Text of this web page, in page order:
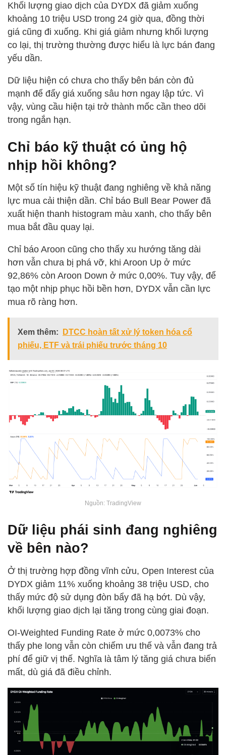
Khối lượng giao dịch của DYDX đã giảm xuống
khoảng 10 triệu USD trong 24 giờ qua, đồng thời
giá cũng đi xuống. Khi giá giảm nhưng khối lượng
co lại, thị trường thường được hiểu là lực bán đang
yếu dần.
Dữ liệu hiện có chưa cho thấy bên bán còn đủ
mạnh để đẩy giá xuống sâu hơn ngay lập tức. Vì
vậy, vùng cầu hiện tại trở thành mốc cần theo dõi
trong ngắn hạn.
Chỉ báo kỹ thuật có ủng hộ
nhịp hồi không?
Một số tín hiệu kỹ thuật đang nghiêng về khả năng
lực mua cải thiện dần. Chỉ báo Bull Bear Power đã
xuất hiện thanh histogram màu xanh, cho thấy bên
mua bắt đầu quay lại.
Chỉ báo Aroon cũng cho thấy xu hướng tăng dài
hơn vẫn chưa bị phá vỡ, khi Aroon Up ở mức
92,86% còn Aroon Down ở mức 0,00%. Tuy vậy, để
tạo một nhịp phục hồi bền hơn, DYDX vẫn cần lực
mua rõ ràng hơn.
Xem thêm:
DTCC hoàn tất xử lý token hóa cổ
phiếu, ETF và trái phiếu trước tháng 10
Nguồn: TradingView
Dữ liệu phái sinh đang nghiêng
về bên nào?
Ở thị trường hợp đồng vĩnh cửu, Open Interest của
DYDX giảm 11% xuống khoảng 38 triệu USD, cho
thấy mức độ sử dụng đòn bẩy đã hạ bớt. Dù vậy,
khối lượng giao dịch lại tăng trong cùng giai đoạn.
OI-Weighted Funding Rate ở mức 0,0073% cho
thấy phe long vẫn còn chiếm ưu thế và vẫn đang trả
phí để giữ vị thế. Nghĩa là tâm lý tăng giá chưa biến
mất, dù giá đã điều chỉnh.